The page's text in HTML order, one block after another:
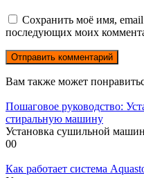
Сохранить моё имя, email
последующих моих
Вам также может
Пошаговое руководство:
стиральную машину
Установка сушильной
00
Как работает система